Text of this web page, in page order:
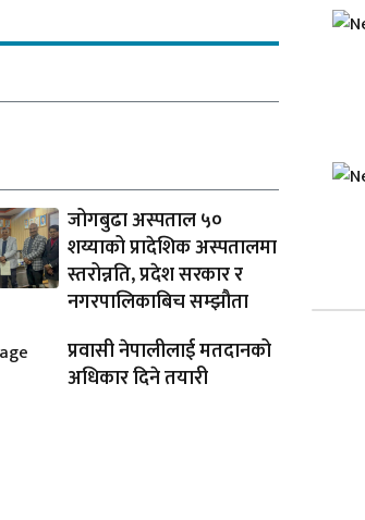
जोगबुढा अस्पताल ५०
शय्याको प्रादेशिक अस्पतालमा
स्तरोन्नति, प्रदेश सरकार र
नगरपालिकाबिच सम्झौता
प्रवासी नेपालीलाई मतदानको
अधिकार दिने तयारी